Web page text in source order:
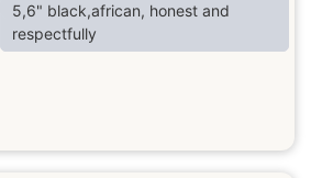
5,6" black,african, honest and
respectfully